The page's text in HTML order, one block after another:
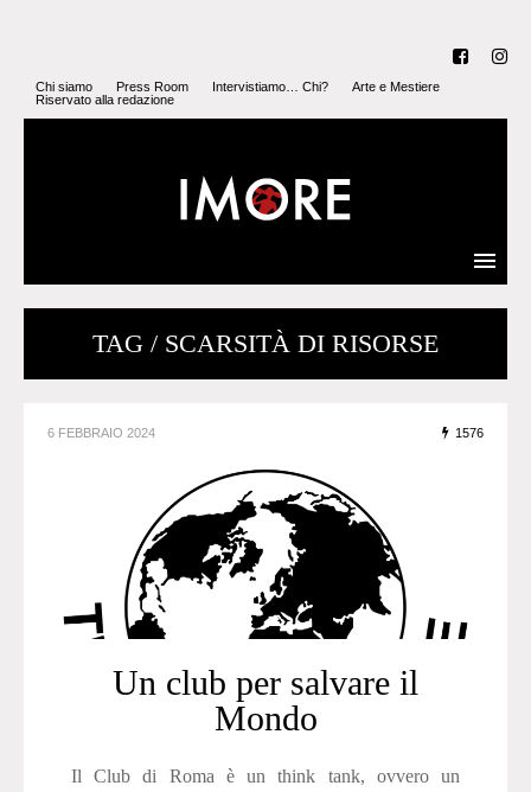
Chi siamo Press Room Intervistiamo… Chi?
Arte e Mestiere
Riservato alla redazione
TAG / SCARSITÀ DI RISORSE
6 FEBBRAIO 2024 1576
Un club per salvare il
Mondo
Il Club di Roma è un think tank, ovvero un